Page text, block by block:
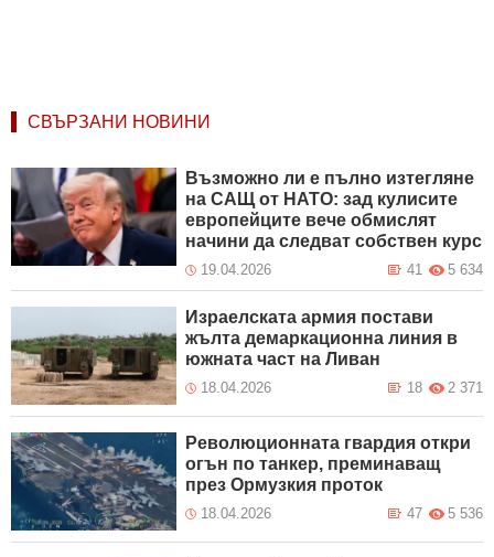
СВЪРЗАНИ НОВИНИ
Възможно ли е пълно изтегляне
на САЩ от НАТО: зад кулисите
европейците вече обмислят
начини да следват собствен курс
19.04.2026 5 634
41
Израелската армия постави
жълта демаркационна линия в
южната част на Ливан
18.04.2026 2 371
18
Революционната гвардия откри
огън по танкер, преминаващ
през Ормузкия проток
18.04.2026 5 536
47